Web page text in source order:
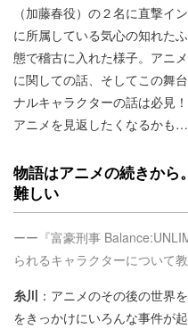
（加藤春役）の２名に直撃イ
に所属している気心の知れた
態で稽古に入れた様子。アニ
に関しての話、そしてこの舞
ナルキャラクターの話は必見
アニメを見返したくなるかも
物語はアニメの続きから
難しい
ーー『富豪刑事
られるキャラクターについて教
糸川 ：アニメのその後の世界
をきっかけにいろんな事件が